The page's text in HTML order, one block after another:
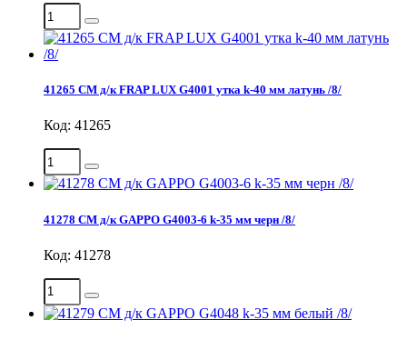
41265 СМ д/к FRAP LUX G4001 утка k-40 мм латунь /8/
Код: 41265
41278 СМ д/к GAPPO G4003-6 k-35 мм черн /8/
Код: 41278